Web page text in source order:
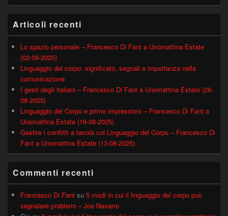
Articoli recenti
Lo spazio personale – Francesco Di Fant a Unomattina Estate
(02-09-2025)
Linguaggio del corpo: significato, segnali e importanza nella
comunicazione
I gesti degli italiani – Francesco Di Fant a Unomattina Estate (26-
08-2025)
Linguaggio del Corpo e prime impressioni – Francesco Di Fant a
Unomattina Estate (19-08-2025)
Gestire i conflitti a tavola col Linguaggio del Corpo – Francesco Di
Fant a Unomattina Estate (13-08-2025)
Commenti recenti
Francesco Di Fant su 5 modi in cui il linguaggio del corpo può
segnalare problemi – Joe Navarro